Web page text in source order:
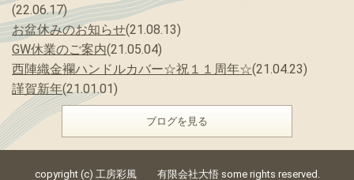
(22.06.17)
お盆休みのお知らせ(21.08.13)
GW休業のご案内(21.05.04)
西陣織金襴ハンドルカバー☆祝１１周年☆(21.04.23)
謹賀新年(21.01.01)
ブログを見る
copyright (c) 工房彩風 有限会社大悟 some rights reserved.